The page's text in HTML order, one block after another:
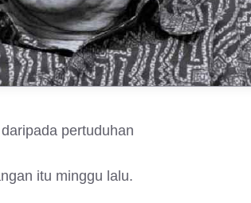
pertuduhan
itu minggu lalu.